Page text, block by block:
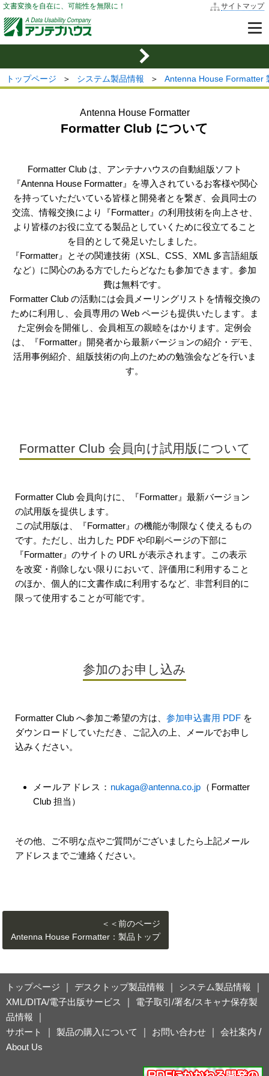
文書変換を自在に、可能性を無限に！ サイトマップ
トップページ ＞ システム製品情報 ＞ Antenna House Formatter
Antenna House Formatter
Formatter Club について
Formatter Club は、アンテナハウスの自動組版ソフト
『Antenna House Formatter』を導入されているお客様や関心
を持っていただいている皆様と開発者とを繋ぎ、会員同士の
交流、情報交換により『Formatter』の利用技術を向上させ、
より皆様のお役に立てる製品としていくために役立てること
を目的として発足いたしました。
『Formatter』とその関連技術（XSL、CSS、XML 多言語組版
など）に関心のある方でしたらどなたも参加できます。参加
費は無料です。
Formatter Club の活動には会員メーリングリストを情報交換の
ために利用し、会員専用の Web ページも提供いたします。ま
た定例会を開催し、会員相互の親睦をはかります。定例会
は、『Formatter』開発者から最新バージョンの紹介・デモ、
活用事例紹介、組版技術の向上のための勉強会などを行いま
す。
Formatter Club 会員向け試用版について
Formatter Club 会員向けに、『Formatter』最新バージョン
の試用版を提供します。
この試用版は、『Formatter』の機能が制限なく使えるもの
です。ただし、出力した PDF や印刷ページの下部に
『Formatter』のサイトの URL が表示されます。この表示
を改変・削除しない限りにおいて、評価用に利用すること
のほか、個人的に文書作成に利用するなど、非営利目的に
限って使用することが可能です。
参加のお申し込み
Formatter Club へ参加ご希望の方は、 参加申込書用 PDF を
ダウンロードしていただき、ご記入の上、メールでお申し
込みください。
メールアドレス： nukaga@antenna.co.jp （Formatter
Club 担当）
その他、ご不明な点やご質問がございましたら上記メール
アドレスまでご連絡ください。
＜＜前のページ
Antenna House Formatter：製品トップ
トップページ デスクトップ製品情報 システム製品情報
XML/DITA/電子出版サービス
電子取引/署名/スキャナ保存製
品情報
サポート
製品の購入について お問い合わせ 会社案内 /
About Us